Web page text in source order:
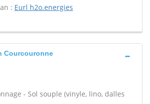
: Eurl h2o.energies
Courcouronne
- Sol souple (vinyle, lino, dalles